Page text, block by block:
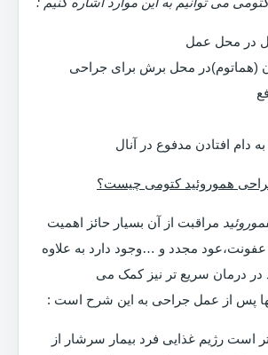
در محل عمل
(هماتوم)در محل برش برای جراحی
به دام افتادن مدفوع در آنال
هموروئید کتومی چیست؟
مراقبت از آن بسیار حائز اهمیت
مجدد و …وجود دارد به علاوه
در درمان سریع تر نیز کمک می
پس از عمل جراحی به این شرح است :
است رژیم غذایی فرد بیمار سرشار از